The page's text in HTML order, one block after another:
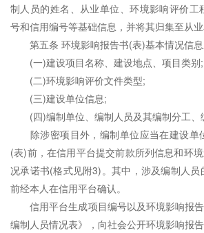
制人员的姓名、从业单位、环境影响评价工
号和信用编号等基础信息，并将其归集至从业
第五条 环境影响报告书(表)基本情况信息
(一)建设项目名称、建设地点、项目类别;
(二)环境影响评价文件类型;
(三)建设单位信息;
(四)编制单位、编制人员及其编制分工、
除涉密项目外，编制单位应当在建设单
(表)前，在信用平台提交前款所列信息和环
况承诺书(格式见附3)。其中，涉及编制人员
前经本人在信用平台确认。
信用平台生成项目编号以及环境影响报
编制人员情况表》，向社会公开环境影响报